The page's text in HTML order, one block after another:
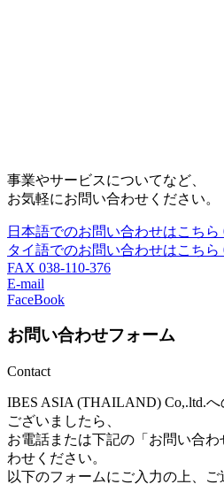
事業やサービスについてなど、
お気軽にお問い合わせください。
日本語でのお問い合わせはこちら
タイ語でのお問い合わせはこちら
FAX 038-110-376
E-mail
FaceBook
お問い合わせフォーム
Contact
IBES ASIA (THAILAND) Co,.ltd.
ございましたら、
お電話または下記の「お問い合
わせください。
以下のフォームにご入力の上、ご